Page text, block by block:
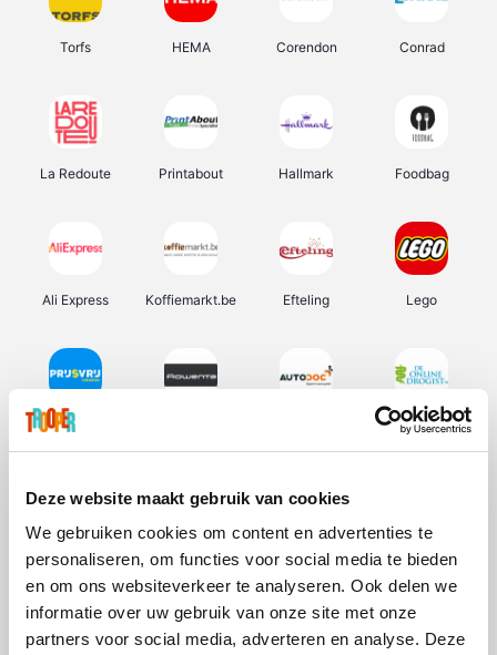
Deze website maakt gebruik van cookies
We gebruiken cookies om content en advertenties te
personaliseren, om functies voor social media te bieden
en om ons websiteverkeer te analyseren. Ook delen we
informatie over uw gebruik van onze site met onze
partners voor social media, adverteren en analyse. Deze
Torfs HEMA Corendon Conrad
La Redoute Printabout Hallmark Foodbag
Ali Express Koffiemarkt.be Efteling Lego
Prijsvrij De Online Drogist
Vidaxl Lampenlicht.be Adidas Hotels.com